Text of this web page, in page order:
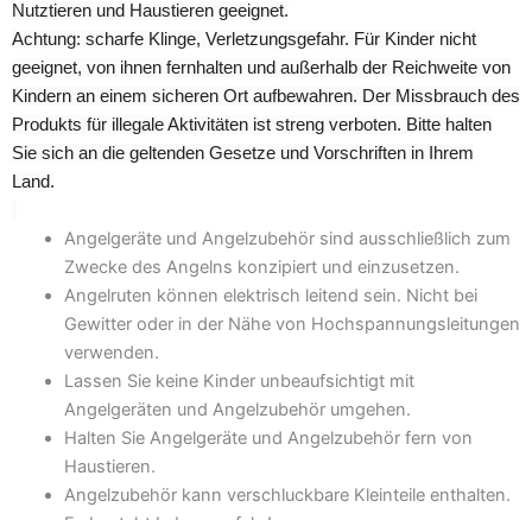
Nutztieren und Haustieren geeignet.
Achtung: scharfe Klinge, Verletzungsgefahr. Für Kinder nicht
geeignet, von ihnen fernhalten und außerhalb der Reichweite von
Kindern an einem sicheren Ort aufbewahren. Der Missbrauch des
Produkts für illegale Aktivitäten ist streng verboten. Bitte halten
Sie sich an die geltenden Gesetze und Vorschriften in Ihrem
Land.
Angelgeräte und Angelzubehör sind ausschließlich zum
Zwecke des Angelns konzipiert und einzusetzen.
Angelruten können elektrisch leitend sein. Nicht bei
Gewitter oder in der Nähe von Hochspannungsleitungen
verwenden.
Lassen Sie keine Kinder unbeaufsichtigt mit
Angelgeräten und Angelzubehör umgehen.
Halten Sie Angelgeräte und Angelzubehör fern von
Haustieren.
Angelzubehör kann verschluckbare Kleinteile enthalten.